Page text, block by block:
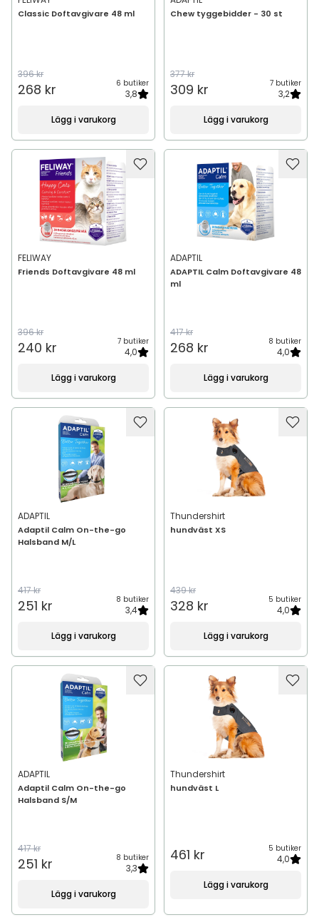
Classic Doftavgivare 48 ml
396 kr
268 kr 6 butiker
3,8
Lägg i varukorg
Chew tyggebidder - 30 st
377 kr
309 kr 7 butiker
3,2
Lägg i varukorg
FELIWAY
Friends Doftavgivare 48 ml
396 kr
240 kr 7 butiker
4,0
Lägg i varukorg
ADAPTIL
ADAPTIL Calm Doftavgivare 48
ml
417 kr
268 kr 8 butiker
4,0
Lägg i varukorg
ADAPTIL
Adaptil Calm On-the-go
Halsband M/L
417 kr
251 kr 8 butiker
3,4
Lägg i varukorg
Thundershirt
hundväst XS
439 kr
328 kr 5 butiker
4,0
Lägg i varukorg
ADAPTIL
Adaptil Calm On-the-go
Halsband S/M
417 kr
251 kr 8 butiker
3,3
Lägg i varukorg
Thundershirt
hundväst L
461 kr 5 butiker
4,0
Lägg i varukorg